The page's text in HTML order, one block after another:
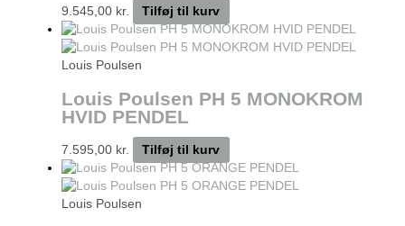
9.545,00 kr. Tilføj til kurv
Louis Poulsen
Louis Poulsen PH 5 MONOKROM
HVID PENDEL
7.595,00 kr. Tilføj til kurv
Louis Poulsen